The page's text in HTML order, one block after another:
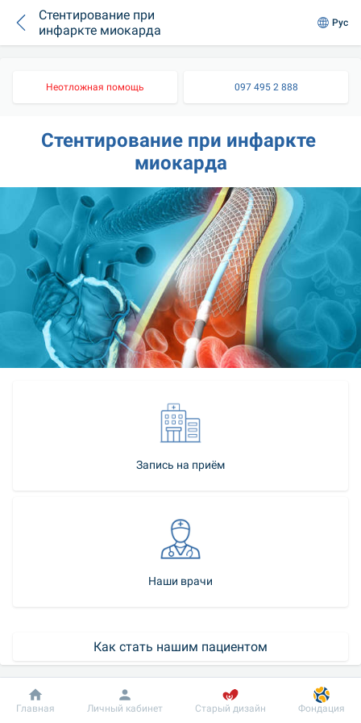
Стентирование при
инфаркте миокарда
Рус
Неотложная помощь 097 495 2 888
Стентирование при инфаркте
миокарда
Запись на приём
Наши врачи
Как стать нашим пациентом
Контакт-центр
Добробут Информация Пациенту
Главная Личный кабинет Старый дизайн Фондация